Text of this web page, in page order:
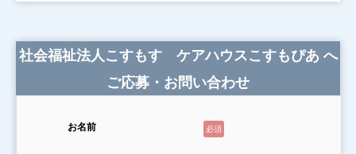
社会福祉法人こすもす ケアハウスこすもぴあ へ
ご応募・お問い合わせ
必須
お名前